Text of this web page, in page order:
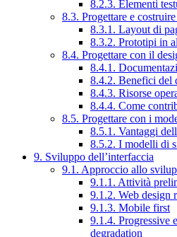
8.2.3. Elementi
8.3. Progettare e
8.3.1. Layout di
8.3.2. Prototipi in
8.4. Progettare con il
8.4.1.
8.4.2. Benefici del
8.4.3. Risorse
8.4.4. Come
8.5. Progettare con i
8.5.1. Vantaggi
8.5.2. I modelli di
9. Sviluppo dell’interfaccia
9.1. Approccio allo
9.1.1. Attività
9.1.2. Web design
9.1.3. Mobile first
9.1.4. Progressive
degradation